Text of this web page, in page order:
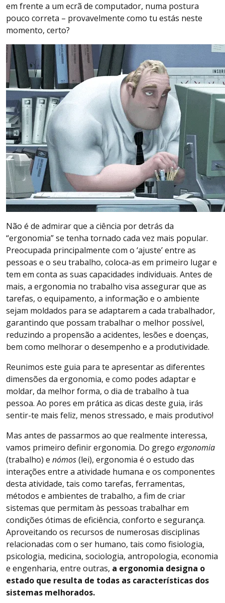
em frente a um ecrã de computador, numa postura
pouco correta – provavelmente como tu estás neste
momento, certo?
Não é de admirar que a ciência por detrás da
“ergonomia” se tenha tornado cada vez mais popular.
Preocupada principalmente com o ‘ajuste’ entre as
pessoas e o seu trabalho, coloca-as em primeiro lugar e
tem em conta as suas capacidades individuais. Antes de
mais, a ergonomia no trabalho visa assegurar que as
tarefas, o equipamento, a informação e o ambiente
sejam moldados para se adaptarem a cada trabalhador,
garantindo que possam trabalhar o melhor possível,
reduzindo a propensão a acidentes, lesões e doenças,
bem como melhorar o desempenho e a produtividade.
Reunimos este guia para te apresentar as diferentes
dimensões da ergonomia, e como podes adaptar e
moldar, da melhor forma, o dia de trabalho à tua
pessoa. Ao pores em prática as dicas deste guia, irás
sentir-te mais feliz, menos stressado, e mais produtivo!
Mas antes de passarmos ao que realmente interessa,
vamos primeiro definir ergonomia. Do grego ergonomia
(trabalho) e nómos(lei), ergonomia é o estudo das
interações entre a atividade humana e os componentes
desta atividade, tais como tarefas, ferramentas,
métodos e ambientes de trabalho, a fim de criar
sistemas que permitam às pessoas trabalhar em
condições ótimas de eficiência, conforto e segurança.
Aproveitando os recursos de numerosas disciplinas
relacionadas com o ser humano, tais como fisiologia,
psicologia, medicina, sociologia, antropologia, economia
e engenharia, entre outras, a ergonomia designa o
estado que resulta de todas as características dos
sistemas melhorados.